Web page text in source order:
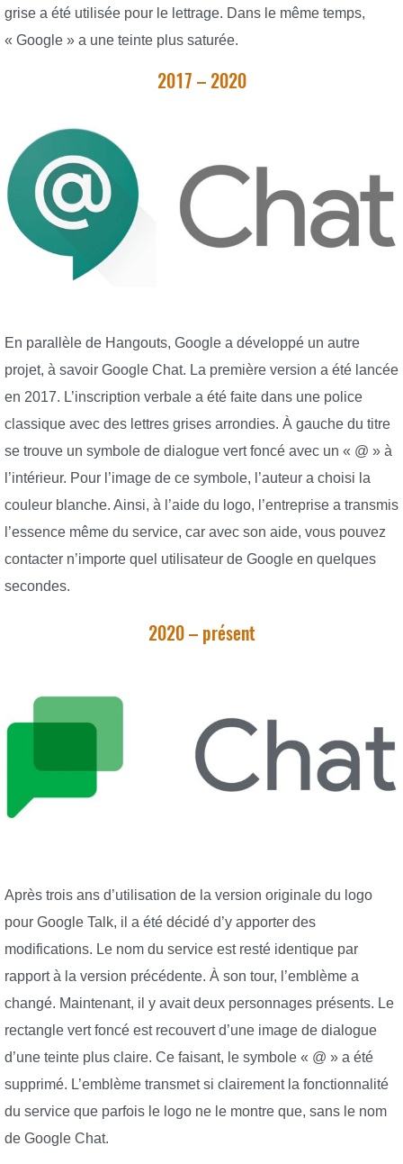
grise a été utilisée pour le lettrage. Dans le même temps,
« Google » a une teinte plus saturée.
2017 – 2020
En parallèle de Hangouts, Google a développé un autre
projet, à savoir Google Chat. La première version a été lancée
en 2017. L’inscription verbale a été faite dans une police
classique avec des lettres grises arrondies. À gauche du titre
se trouve un symbole de dialogue vert foncé avec un « @ » à
l’intérieur. Pour l’image de ce symbole, l’auteur a choisi la
couleur blanche. Ainsi, à l’aide du logo, l’entreprise a transmis
l’essence même du service, car avec son aide, vous pouvez
contacter n’importe quel utilisateur de Google en quelques
secondes.
2020 – présent
Après trois ans d’utilisation de la version originale du logo
pour Google Talk, il a été décidé d’y apporter des
modifications. Le nom du service est resté identique par
rapport à la version précédente. À son tour, l’emblème a
changé. Maintenant, il y avait deux personnages présents. Le
rectangle vert foncé est recouvert d’une image de dialogue
d’une teinte plus claire. Ce faisant, le symbole « @ » a été
supprimé. L’emblème transmet si clairement la fonctionnalité
du service que parfois le logo ne le montre que, sans le nom
de Google Chat.